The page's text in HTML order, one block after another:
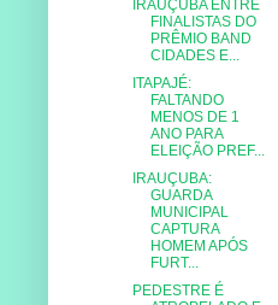
IRAUÇUBA ENTRE
FINALISTAS DO
PRÊMIO BAND
CIDADES E...
ITAPAJÉ:
FALTANDO
MENOS DE 1
ANO PARA
ELEIÇÃO PREF...
IRAUÇUBA:
GUARDA
MUNICIPAL
CAPTURA
HOMEM APÓS
FURT...
PEDESTRE É